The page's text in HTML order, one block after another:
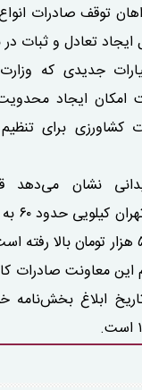
توقف صادرات
ایجاد تعادل و ثبات در
جدیدی که
امکان ایجاد
برای تنظیم
نشان
این معاونت صادرات
ابلاغ بخش‌نامه